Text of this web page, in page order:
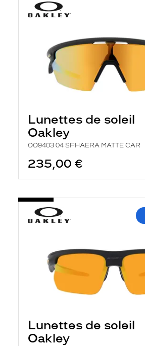
Lunettes de soleil
Oakley
OO9403 04 SPHAERA MATTE CAR
235,00 €
Lunettes de soleil
Oakley